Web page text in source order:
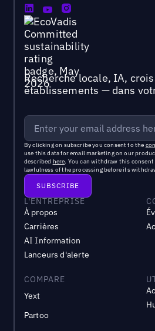
Recherche locale, IA,
établissements — dans
By clicking on subscribe you consent to the
use this data for email marketing on our
described here. You can withdraw this
lawfulness of the processing before its
L'ENTREPRISE
À propos
Carrières
AI Information
Lanceurs d'alerte
COMPARE
Yext
Partoo